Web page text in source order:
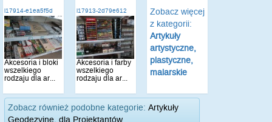
i17914-e1ea5f5d
Akcesoria i bloki
wszelkiego
rodzaju dla ar...
i17913-2d79e612
Akcesoria i farby
wszelkiego
rodzaju dla ar...
Zobacz więcej
z kategorii:
Artykuły
artystyczne,
plastyczne,
malarskie
Zobacz również podobne kategorie: Artykuły
Geodezyjne, dla Projektantów